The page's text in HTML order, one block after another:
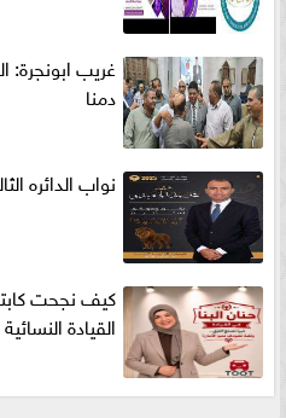
غريب ابونجرة:
دمنا
نواب الدائره
كيف نجحت
القيادة